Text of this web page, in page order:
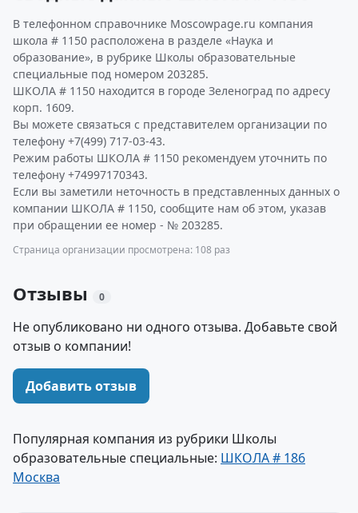
В телефонном справочнике Moscowpage.ru компания
школа # 1150 расположена в разделе «Наука и
образование», в рубрике Школы образовательные
специальные под номером 203285.
ШКОЛА # 1150 находится в городе Зеленоград по адресу
корп. 1609.
Вы можете связаться с представителем организации по
телефону +7(499) 717-03-43.
Режим работы ШКОЛА # 1150 рекомендуем уточнить по
телефону +74997170343.
Если вы заметили неточность в представленных данных о
компании ШКОЛА # 1150, сообщите нам об этом, указав
при обращении ее номер - № 203285.
Страница организации просмотрена: 108 раз
Отзывы 0
Не опубликовано ни одного отзыва. Добавьте свой
отзыв о компании!
Добавить отзыв
Популярная компания из рубрики Школы
образовательные специальные: ШКОЛА # 186
Москва